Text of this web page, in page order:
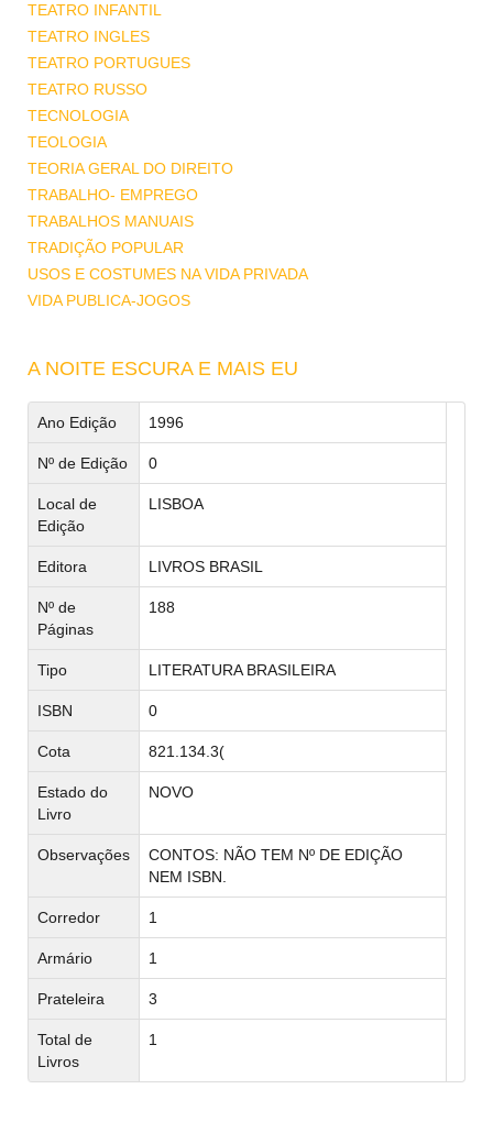
TEATRO INFANTIL
TEATRO INGLES
TEATRO PORTUGUES
TEATRO RUSSO
TECNOLOGIA
TEOLOGIA
TEORIA GERAL DO DIREITO
TRABALHO- EMPREGO
TRABALHOS MANUAIS
TRADIÇÃO POPULAR
USOS E COSTUMES NA VIDA PRIVADA
VIDA PUBLICA-JOGOS
A NOITE ESCURA E MAIS EU
Ano Edição 1996
Nº de Edição 0
Local de
Edição
LISBOA
Editora LIVROS BRASIL
Nº de
Páginas
188
Tipo LITERATURA BRASILEIRA
ISBN 0
Cota 821.134.3(
Estado do
Livro
NOVO
Observações
CONTOS: NÃO TEM Nº DE EDIÇÃO
NEM ISBN.
Corredor 1
Armário 1
Prateleira 3
Total de
Livros
1